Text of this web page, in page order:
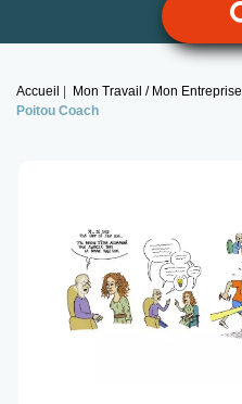
Accueil Mon Travail / Mon Entreprise
Poitou Coach
Previous